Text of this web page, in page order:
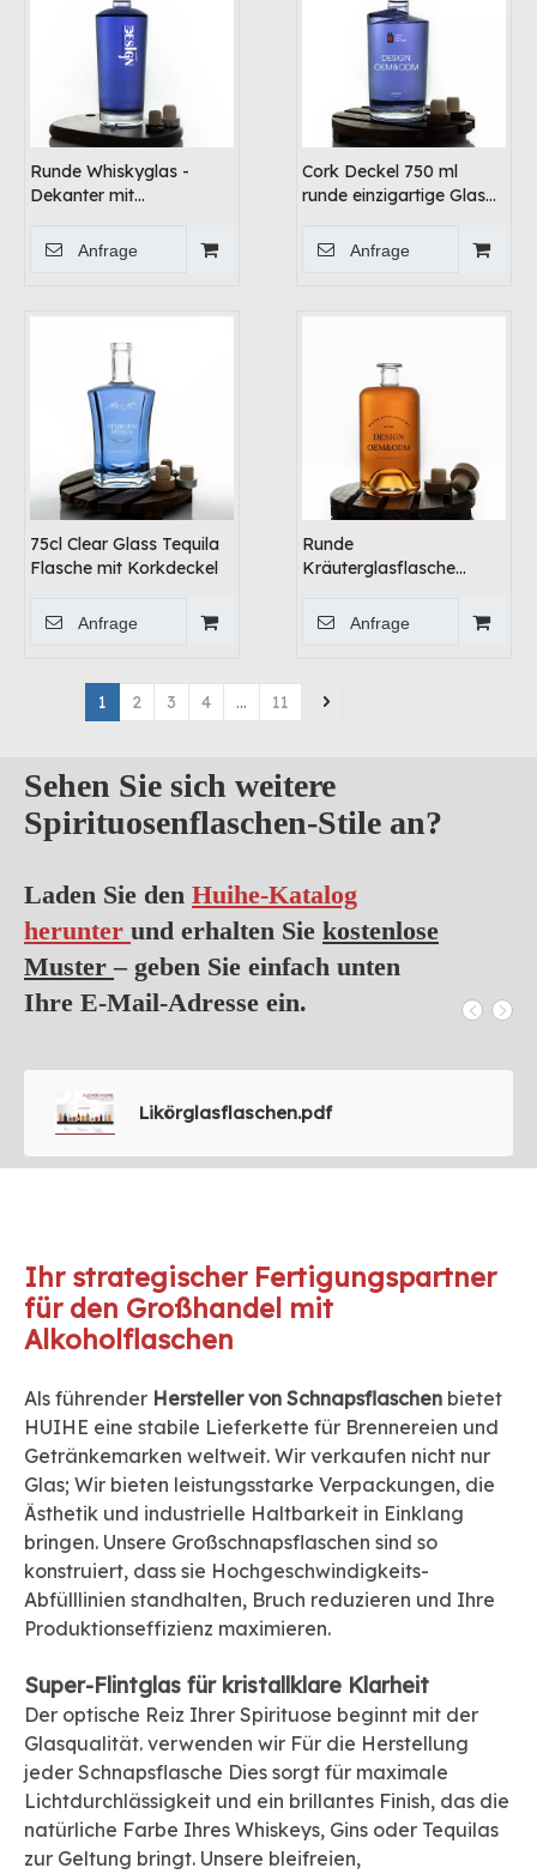
Runde Whiskyglas -
Dekanter mit
Anfrage
Cork Deckel 750 ml
runde einzigartige Glas
Anfrage
75cl Clear Glass Tequila
Flasche mit Korkdeckel
Anfrage
Runde
Kräuterglasflasche
Anfrage
1 2 3 4 ... 11
Sehen Sie sich weitere
Spirituosenflaschen-Stile an?
Laden Sie den Huihe-Katalog
herunter und erhalten Sie kostenlose
Muster– geben Sie einfach unten
Ihre E-Mail-Adresse ein.
Likörglasflaschen.pdf
Ihr strategischer Fertigungspartner
für den Großhandel mit
Alkoholflaschen
Als führender Hersteller von Schnapsflaschen bietet
HUIHE eine stabile Lieferkette für Brennereien und
Getränkemarken weltweit. Wir verkaufen nicht nur
Glas; Wir bieten leistungsstarke Verpackungen, die
Ästhetik und industrielle Haltbarkeit in Einklang
bringen. Unsere Großschnapsflaschen sind so
konstruiert, dass sie Hochgeschwindigkeits-
Abfülllinien standhalten, Bruch reduzieren und Ihre
Produktionseffizienz maximieren.
Super-Flintglas für kristallklare Klarheit
Der optische Reiz Ihrer Spirituose beginnt mit der
Glasqualität. verwenden wir Für die Herstellung
jeder Schnapsflasche Dies sorgt für maximale
Lichtdurchlässigkeit und ein brillantes Finish, das die
natürliche Farbe Ihres Whiskeys, Gins oder Tequilas
zur Geltung bringt. Unsere bleifreien,